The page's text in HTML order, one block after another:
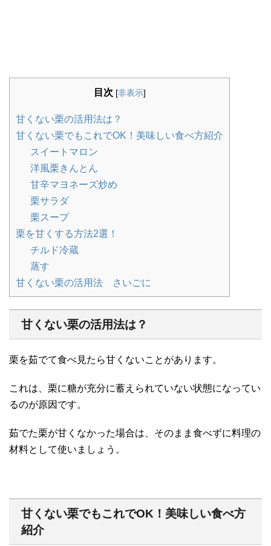
目次 [非表示]
甘くない栗の活用法は？
甘くない栗でもこれでOK！美味しい食べ方紹介
スイートマロン
洋風栗きんとん
甘辛マヨネーズ炒め
栗サラダ
栗スープ
栗を甘くする方法2選！
チルド冷蔵
蒸す
甘くない栗の活用法 さいごに
甘くない栗の活用法は？
栗を茹でて食べ見たら甘くないことがあります。
これは、栗に糖が充分に蓄えられていない状態になってい
るのが原因です。
茹でた栗が甘くなかった場合は、そのまま食べずに料理の
材料として使いましょう。
甘くない栗でもこれでOK！美味しい食べ方
紹介